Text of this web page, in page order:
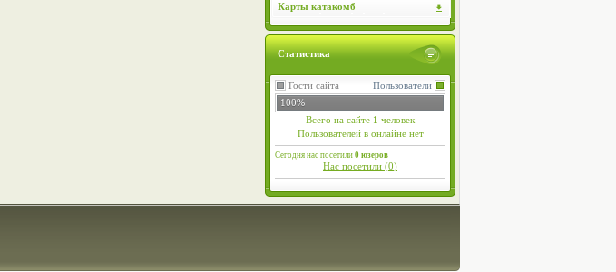
Карты катакомб
Статистика
Пользователи
Гости сайта
100%
Всего на сайте 1 человек
Пользователей в онлайне нет
Сегодня нас посетили 0 юзеров
Нас посетили (0)